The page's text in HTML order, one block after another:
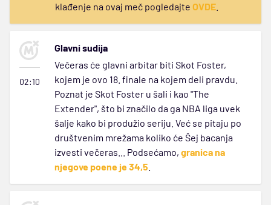
klađenje na ovaj meč pogledajte OVDE
02:10
Glavni sudija
Večeras će glavni arbitar biti Skot Foster,
kojem je ovo 18. finale na kojem deli pravdu.
Poznat je Skot Foster u šali i kao "The
Extender", što bi značilo da ga NBA liga uvek
šalje kako bi produžio seriju. Već se pitaju po
društvenim mrežama koliko će Šej bacanja
izvesti večeras... Podsećamo, granica na
njegove poene je 34,5